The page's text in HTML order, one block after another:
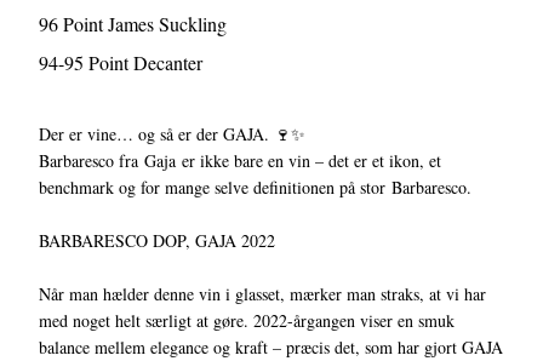
96 Point James Suckling
94-95 Point Decanter
Der er vine… og så er der GAJA. 🍷✨
Barbaresco fra Gaja er ikke bare en vin – det er et ikon, et
benchmark og for mange selve definitionen på stor Barbaresco.
BARBARESCO DOP, GAJA 2022
Når man hælder denne vin i glasset, mærker man straks, at vi har
med noget helt særligt at gøre. 2022-årgangen viser en smuk
balance mellem elegance og kraft – præcis det, som har gjort GAJA